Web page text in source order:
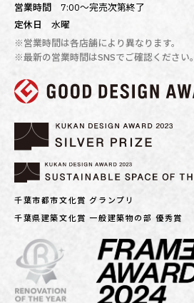
営業時間7:00〜完売次第終了
定休日水曜
※営業時間は各店舗により異なります。
※最新の営業時間はSNSでご確認ください。
千葉市都市文化賞 グランプリ
千葉県建築文化賞 一般建築物の部 優秀賞